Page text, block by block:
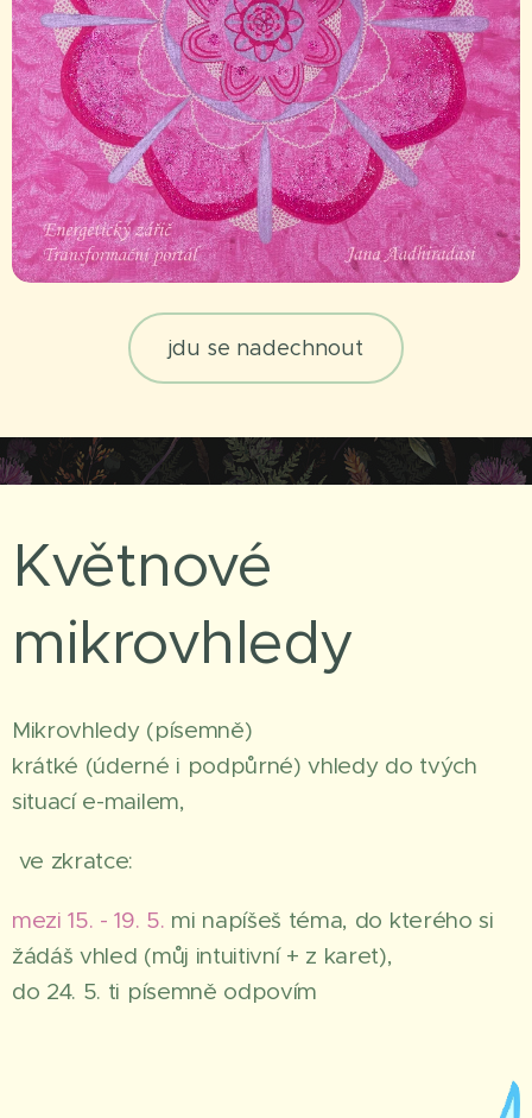
jdu se nadechnout
Květnové
mikrovhledy
Mikrovhledy (písemně)
krátké (úderné i podpůrné) vhledy do tvých
situací e-mailem,
ve zkratce:
mezi 15. - 19. 5. mi napíšeš téma, do kterého si
žádáš vhled (můj intuitivní + z karet),
do 24. 5. ti písemně odpovím